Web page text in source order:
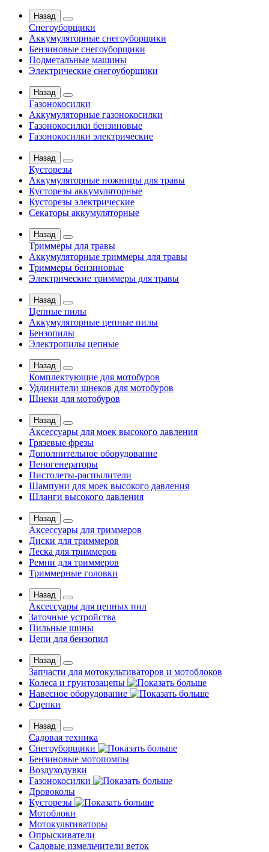
Назад
Снегоуборщики
Аккумуляторные снегоуборщики
Бензиновые снегоуборщики
Подметальные машины
Электрические снегоуборщики
Назад
Газонокосилки
Аккумуляторные газонокосилки
Газонокосилки бензиновые
Газонокосилки электрические
Назад
Кусторезы
Аккумуляторные ножницы для травы
Кусторезы аккумуляторные
Кусторезы электрические
Секаторы аккумуляторные
Назад
Триммеры для травы
Аккумуляторные триммеры для травы
Триммеры бензиновые
Электрические триммеры для травы
Назад
Цепные пилы
Аккумуляторные цепные пилы
Бензопилы
Электропилы цепные
Назад
Комплектующие для мотобуров
Удлинители шнеков для мотобуров
Шнеки для мотобуров
Назад
Аксессуары для моек высокого давления
Грязевые фрезы
Дополнительное оборудование
Пеногенераторы
Пистолеты-распылители
Шампуни для моек высокого давления
Шланги высокого давления
Назад
Аксессуары для триммеров
Диски для триммеров
Леска для триммеров
Ремни для триммеров
Триммерные головки
Назад
Аксессуары для цепных пил
Заточные устройства
Пильные шины
Цепи для бензопил
Назад
Запчасти для мотокультиваторов и мотоблоков
Колеса и грунтозацепы
Навесное оборудование
Сцепки
Назад
Садовая техника
Снегоуборщики
Бензиновые мотопомпы
Воздуходувки
Газонокосилки
Дровоколы
Кусторезы
Мотоблоки
Мотокультиваторы
Опрыскиватели
Садовые измельчители веток